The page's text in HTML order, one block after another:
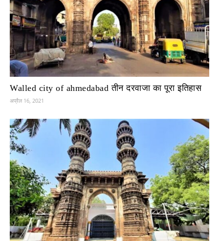
Walled city of ahmedabad तीन दरवाजा का पूरा इतिहास
अप्रैल 16, 2021